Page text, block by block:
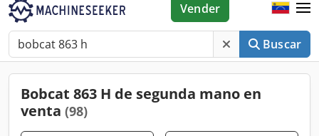
Buscar
Vender
Bobcat 863 H de segunda mano en
venta (98)